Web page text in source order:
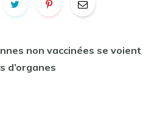
non vaccinées se voient
d’organes